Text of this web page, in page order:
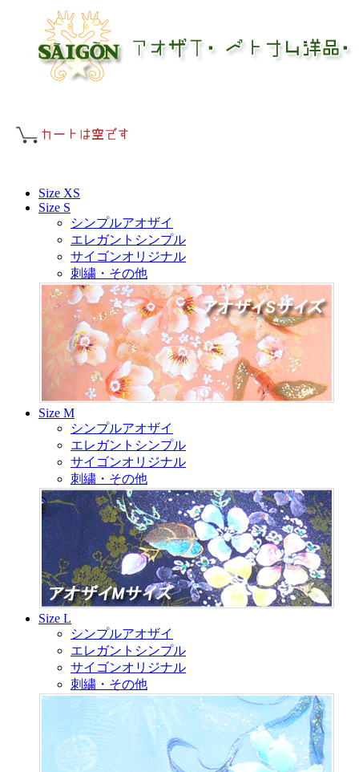
Size XS
Size S
シンプルアオザイ
エレガントシンプル
サイゴンオリジナル
刺繍・その他
Size M
シンプルアオザイ
エレガントシンプル
サイゴンオリジナル
刺繍・その他
Size L
シンプルアオザイ
エレガントシンプル
サイゴンオリジナル
刺繍・その他